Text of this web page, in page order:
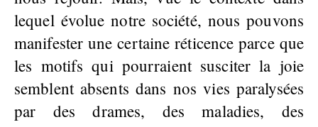
lequel évolue notre société, nous pouvons
manifester une certaine réticence parce que
les motifs qui pourraient susciter la joie
semblent absents dans nos vies paralysées
par des drames, des maladies, des